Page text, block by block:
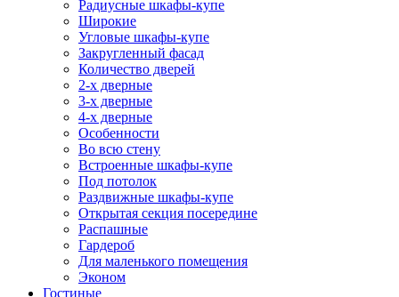
Радиусные шкафы-купе
Широкие
Угловые шкафы-купе
Закругленный фасад
Количество дверей
2-х дверные
3-х дверные
4-х дверные
Особенности
Во всю стену
Встроенные шкафы-купе
Под потолок
Раздвижные шкафы-купе
Открытая секция посередине
Распашные
Гардероб
Для маленького помещения
Эконом
Гостиные